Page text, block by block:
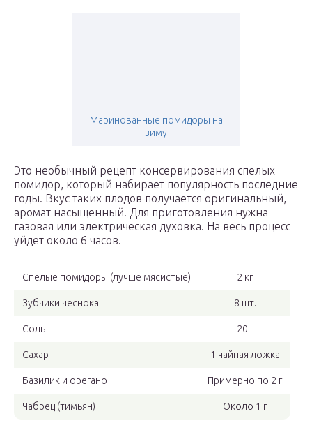
Маринованные помидоры на
зиму
Это необычный рецепт консервирования спелых
помидор, который набирает популярность последние
годы. Вкус таких плодов получается оригинальный,
аромат насыщенный. Для приготовления нужна
газовая или электрическая духовка. На весь процесс
уйдет около 6 часов.
Спелые помидоры (лучше мясистые) 2 кг
Зубчики чеснока 8 шт.
Соль 20 г
Сахар 1 чайная ложка
Базилик и орегано Примерно по 2 г
Чабрец (тимьян) Около 1 г